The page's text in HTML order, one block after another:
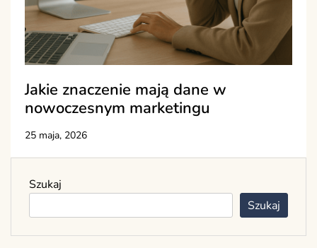
Jakie znaczenie mają dane w
nowoczesnym marketingu
25 maja, 2026
Szukaj
Szukaj